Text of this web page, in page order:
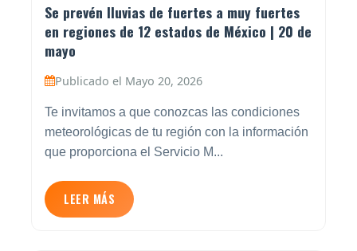
Se prevén lluvias de fuertes a muy fuertes
en regiones de 12 estados de México | 20 de
mayo
Publicado el Mayo 20, 2026
Te invitamos a que conozcas las condiciones
meteorológicas de tu región con la información
que proporciona el Servicio M...
LEER MÁS